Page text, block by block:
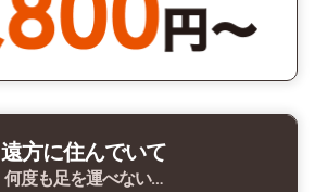
遠方に住んでいて
何度も足を運べない…